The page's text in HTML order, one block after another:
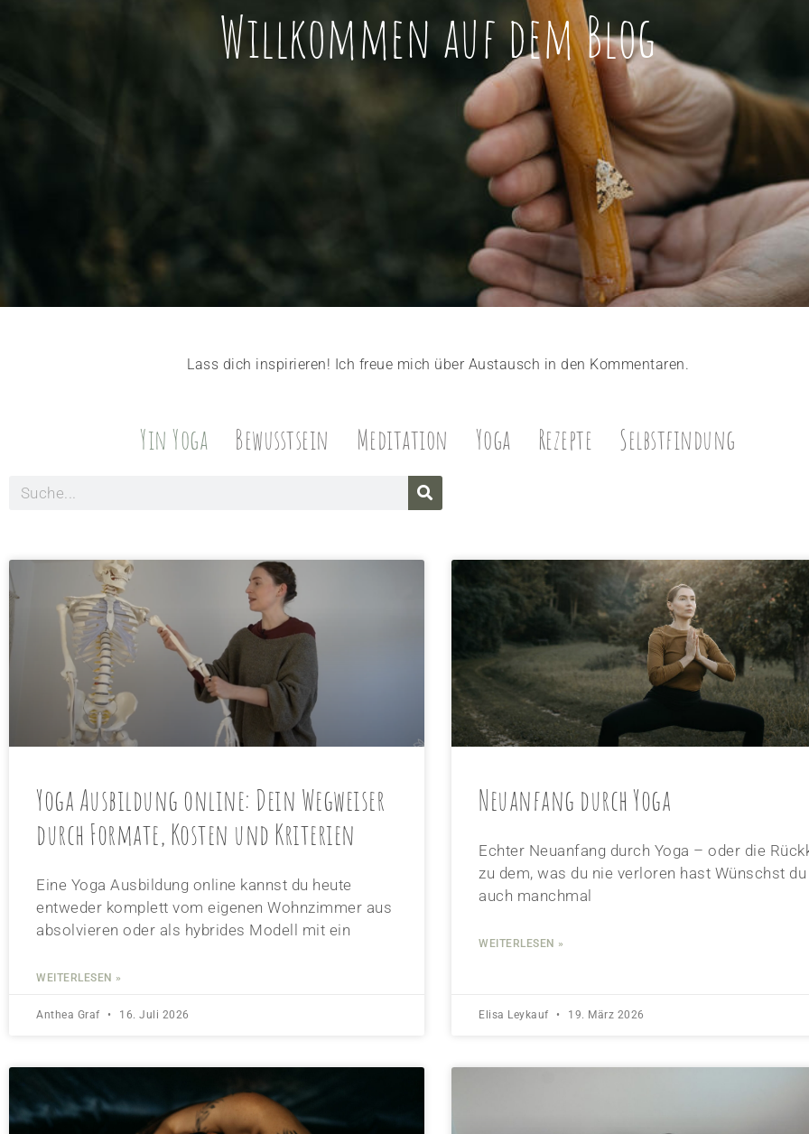
Willkommen auf dem Blog
Lass dich inspirieren! Ich freue mich über Austausch in den Kommentaren.
Yin Yoga Bewusstsein Meditation Yoga Rezepte Selbstfindung
Yoga Ausbildung online: Dein Wegweiser
durch Formate, Kosten und Kriterien
Eine Yoga Ausbildung online kannst du heute
entweder komplett vom eigenen Wohnzimmer aus
absolvieren oder als hybrides Modell mit ein
WEITERLESEN »
Anthea Graf 16. Juli 2026
Neuanfang durch Yoga
Echter Neuanfang durch Yoga – oder die
zu dem, was du nie verloren hast Wünschst
auch manchmal
WEITERLESEN »
Elisa Leykauf 19. März 2026